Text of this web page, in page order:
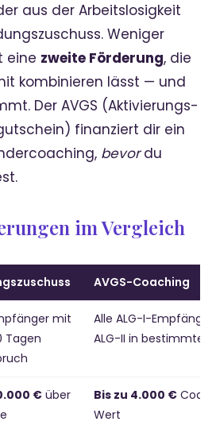
aus der Arbeitslosigkeit
Weniger
eine zweite Förderung, die
kombinieren lässt — und
Der AVGS (Aktivierungs-
finanziert dir ein
bevordu
im Vergleich
AVGS-Coaching
mit
Tagen
Alle ALG-I-
ALG-II in bestimmten
€ über
Bis zu 4.000 €
Wert